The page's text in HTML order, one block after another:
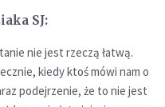
SJ:
nie jest rzeczą łatwą.
kiedy ktoś mówi nam o
podejrzenie, że to nie jest